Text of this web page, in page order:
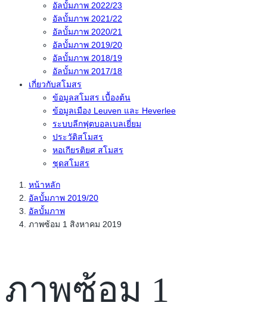
อัลบั้มภาพ 2022/23
อัลบั้มภาพ 2021/22
อัลบั้มภาพ 2020/21
อัลบั้มภาพ 2019/20
อัลบั้มภาพ 2018/19
อัลบั้มภาพ 2017/18
เกี่ยวกับสโมสร
ข้อมูลสโมสร เบื้องต้น
ข้อมูลเมือง Leuven และ Heverlee
ระบบลีกฟุตบอลเบลเยี่ยม
ประวัติสโมสร
หอเกียรติยศ สโมสร
ชุดสโมสร
หน้าหลัก
อัลบั้มภาพ 2019/20
อัลบั้มภาพ
ภาพซ้อม 1 สิงหาคม 2019
ภาพซ้อม 1